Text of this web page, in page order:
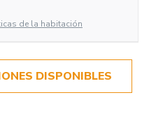
de la habitación
DISPONIBLES